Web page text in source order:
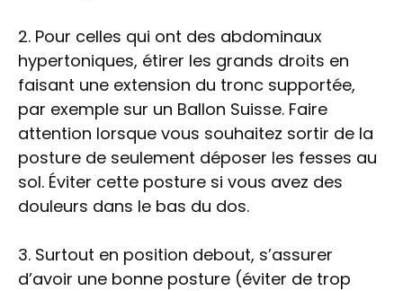
2. Pour celles qui ont des abdominaux
hypertoniques, étirer les grands droits en
faisant une extension du tronc supportée,
par exemple sur un Ballon Suisse. Faire
attention lorsque vous souhaitez sortir de la
posture de seulement déposer les fesses au
sol. Éviter cette posture si vous avez des
douleurs dans le bas du dos.
3. Surtout en position debout, s’assurer
d’avoir une bonne posture (éviter de trop